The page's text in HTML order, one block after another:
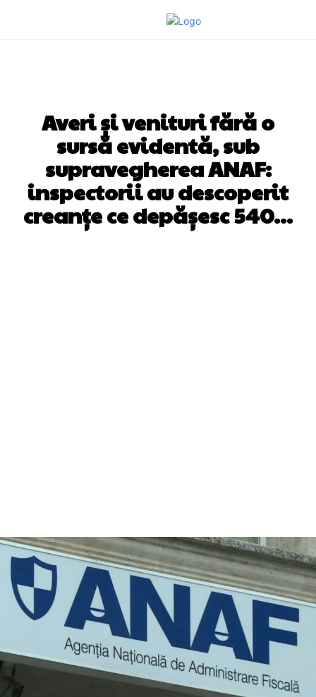
Averi și venituri fără o
sursă evidentă, sub
supravegherea ANAF:
inspectorii au descoperit
creanțe ce depășesc 540…